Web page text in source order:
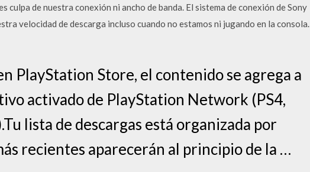
culpa de nuestra conexión ni ancho de banda. El sistema de conexión de Sony
velocidad de descarga incluso cuando no estamos ni jugando en la consola.
PlayStation Store, el contenido se agrega a
activado de PlayStation Network (PS4,
lista de descargas está organizada por
recientes aparecerán al principio de la …